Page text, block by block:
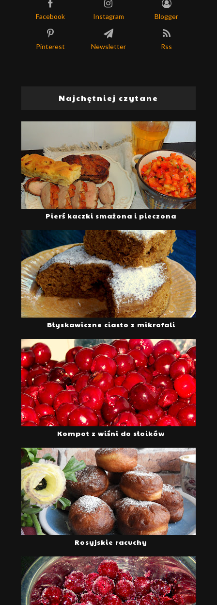
Facebook Instagram Blogger
Pinterest Newsletter Rss
Najchętniej czytane
Pierś kaczki smażona i pieczona
Błyskawiczne ciasto z mikrofali
Kompot z wiśni do słoików
Rosyjskie racuchy